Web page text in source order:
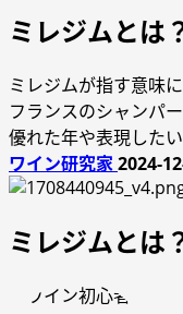
ミレジムとは
ミレジムが指す意味
フランスのシャンパ
優れた年や表現した
ワイン研究家2024-
ミレジムとは